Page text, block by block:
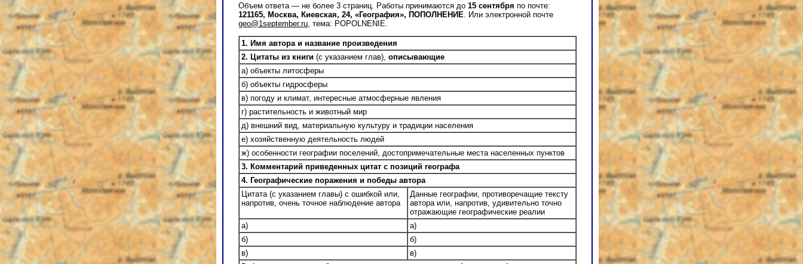
Объем ответа — не более 3 страниц. Работы принимаются до 15 сентября по почте:
121165, Москва, Киевская, 24, «География», ПОПОЛНЕНИЕ . Или электронной почте
geo@1september.ru , тема: POPOLNENIE.
1. Имя автора и название произведения
2. Цитаты из книги (с указанием глав), описывающие
а) объекты литосферы
б) объекты гидросферы
в) погоду и климат, интересные атмосферные явления
г) растительность и животный мир
д) внешний вид, материальную культуру и традиции населения
е) хозяйственную деятельность людей
ж) особенности географии поселений, достопримечательные места населенных пунктов
3. Комментарий приведенных цитат с позиций географа
4. Географические поражения и победы автора
Цитата (с указанием главы) с ошибкой или,
напротив, очень точное наблюдение автора
Данные географии, противоречащие тексту
автора или, напротив, удивительно точно
отражающие географические реалии
а)
а)
б)
б)
в)
в)